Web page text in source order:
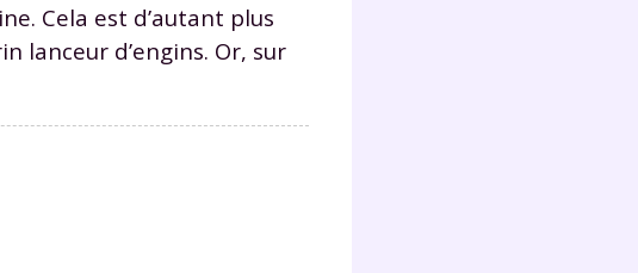
Cela est d’autant plus
lanceur d’engins. Or, sur
?
!